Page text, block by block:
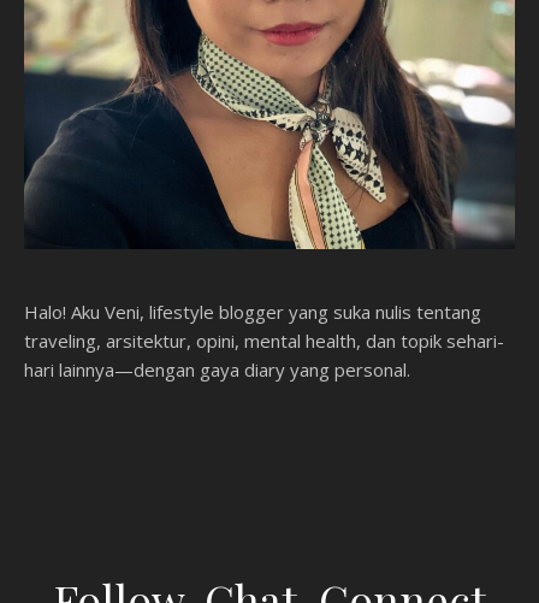
Halo! Aku Veni, lifestyle blogger yang suka nulis tentang
traveling, arsitektur, opini, mental health, dan topik sehari-
hari lainnya—dengan gaya diary yang personal.